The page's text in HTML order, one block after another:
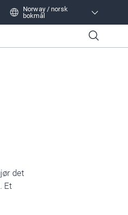
Norway / norsk
bokmål
Norway / norsk bokmål
det
Et